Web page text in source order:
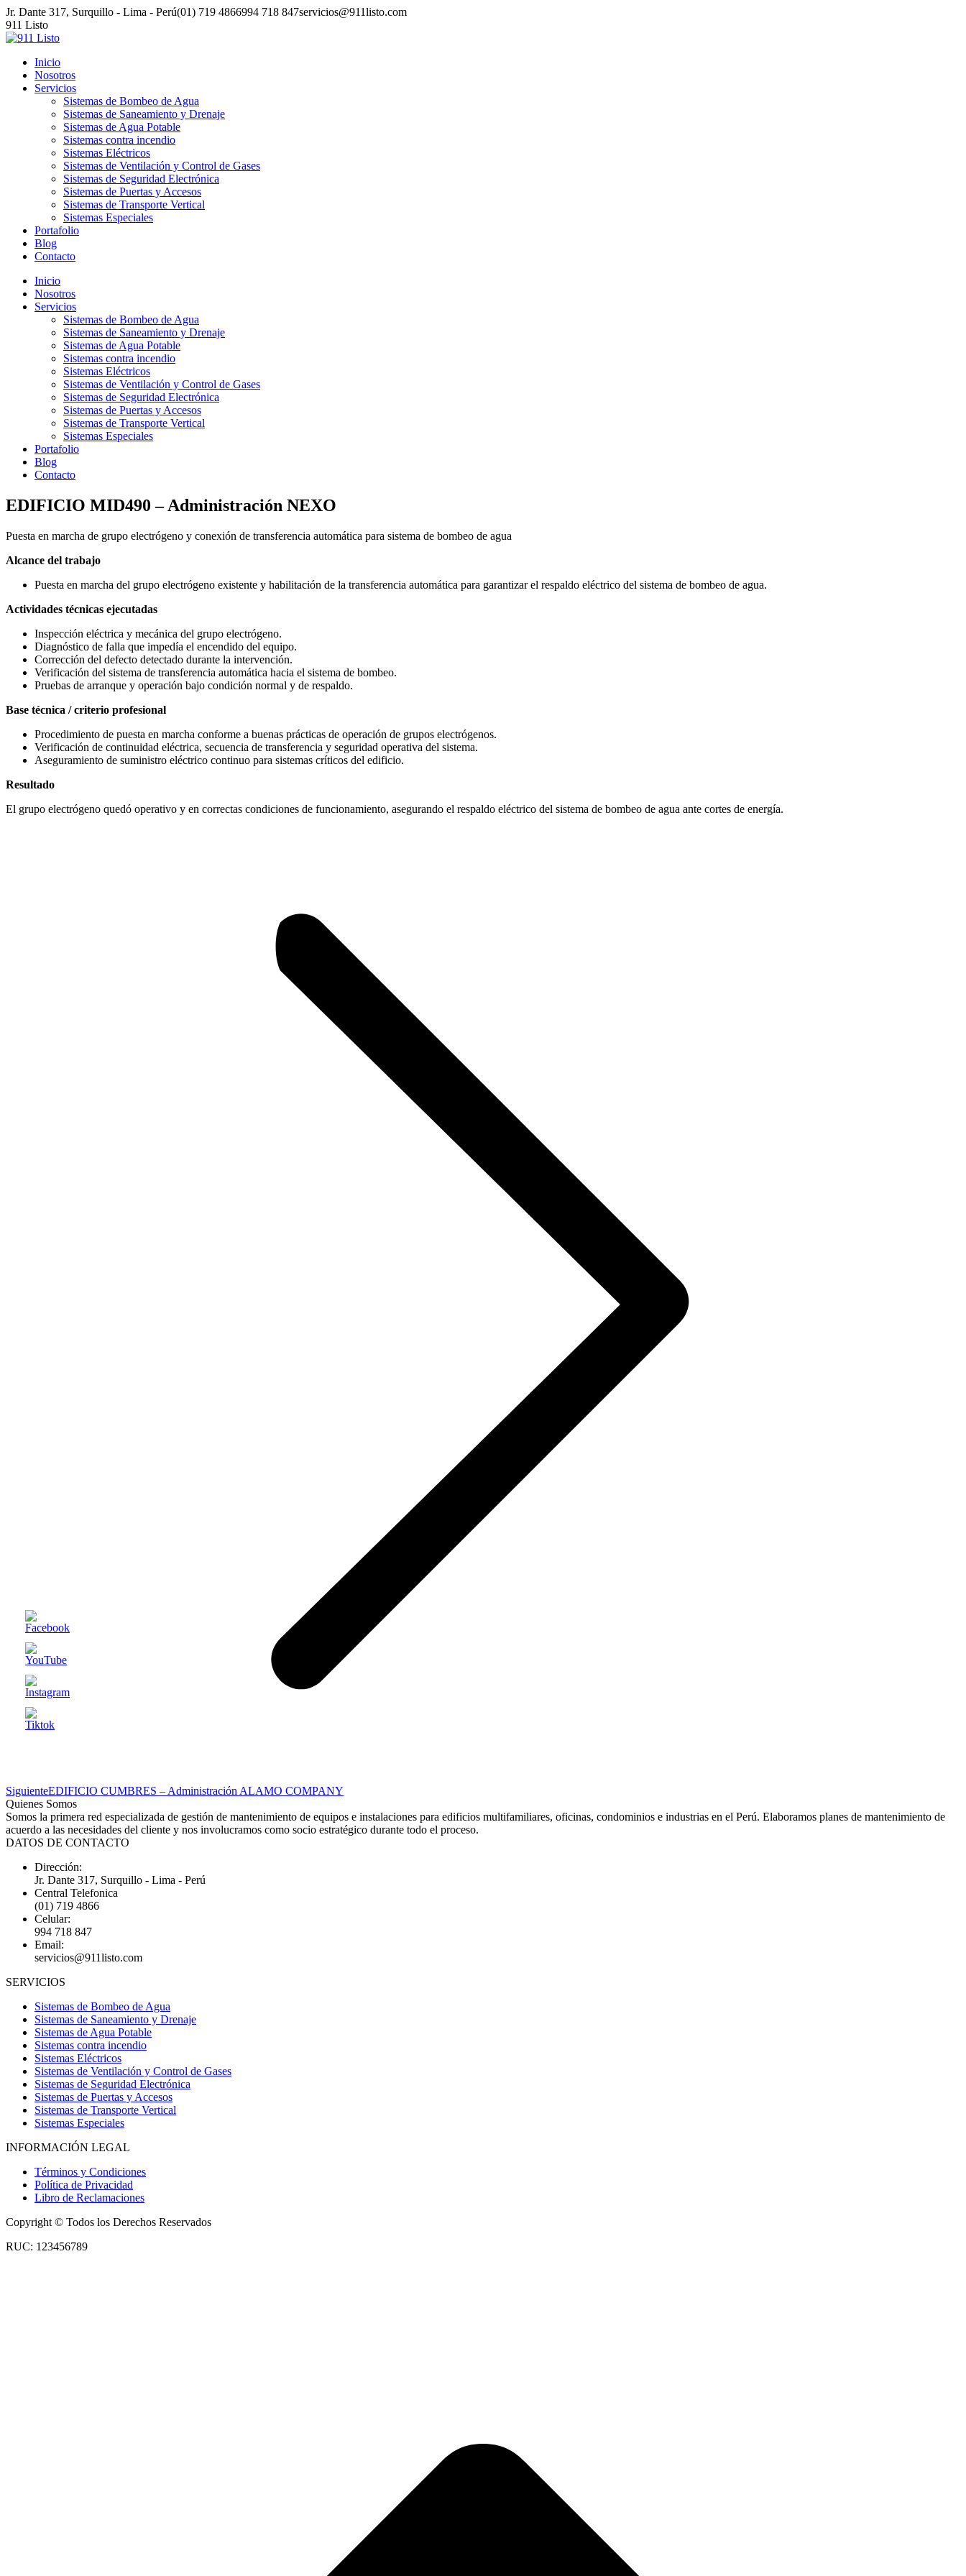
Saltar
al
contenido
Jr. Dante 317, Surquillo - Lima - Perú(01) 719 4866994 718 847servicios@911listo.com
911 Listo
Inicio
Nosotros
Servicios
Sistemas de Bombeo de Agua
Sistemas de Saneamiento y Drenaje
Sistemas de Agua Potable
Sistemas contra incendio
Sistemas Eléctricos
Sistemas de Ventilación y Control de Gases
Sistemas de Seguridad Electrónica
Sistemas de Puertas y Accesos
Sistemas de Transporte Vertical
Sistemas Especiales
Portafolio
Blog
Contacto
Inicio
Nosotros
Servicios
Sistemas de Bombeo de Agua
Sistemas de Saneamiento y Drenaje
Sistemas de Agua Potable
Sistemas contra incendio
Sistemas Eléctricos
Sistemas de Ventilación y Control de Gases
Sistemas de Seguridad Electrónica
Sistemas de Puertas y Accesos
Sistemas de Transporte Vertical
Sistemas Especiales
Portafolio
Blog
Contacto
EDIFICIO MID490 – Administración NEXO
Puesta en marcha de grupo electrógeno y conexión de transferencia automática para sistema de bombeo de agua
Alcance del trabajo
Puesta en marcha del grupo electrógeno existente y habilitación de la transferencia automática para garantizar el respaldo eléctrico del sistema de bombeo de agua.
Actividades técnicas ejecutadas
Inspección eléctrica y mecánica del grupo electrógeno.
Diagnóstico de falla que impedía el encendido del equipo.
Corrección del defecto detectado durante la intervención.
Verificación del sistema de transferencia automática hacia el sistema de bombeo.
Pruebas de arranque y operación bajo condición normal y de respaldo.
Base técnica / criterio profesional
Procedimiento de puesta en marcha conforme a buenas prácticas de operación de grupos electrógenos.
Verificación de continuidad eléctrica, secuencia de transferencia y seguridad operativa del sistema.
Aseguramiento de suministro eléctrico continuo para sistemas críticos del edificio.
Resultado
El grupo electrógeno quedó operativo y en correctas condiciones de funcionamiento, asegurando el respaldo eléctrico del sistema de bombeo de agua ante cortes de energía.
SiguienteProyecto
siguiente
EDIFICIO CUMBRES – Administración ALAMO COMPANY
Quienes Somos
Somos la primera red especializada de gestión de mantenimiento de equipos e instalaciones para edificios multifamiliares, oficinas, condominios e industrias en el Perú. Elaboramos planes de mantenimiento de
acuerdo a las necesidades del cliente y nos involucramos como socio estratégico durante todo el proceso.
DATOS DE CONTACTO
Dirección:
Jr. Dante 317, Surquillo - Lima - Perú
Central Telefonica
(01) 719 4866
Celular:
994 718 847
Email:
servicios@911listo.com
SERVICIOS
Sistemas de Bombeo de Agua
Sistemas de Saneamiento y Drenaje
Sistemas de Agua Potable
Sistemas contra incendio
Sistemas Eléctricos
Sistemas de Ventilación y Control de Gases
Sistemas de Seguridad Electrónica
Sistemas de Puertas y Accesos
Sistemas de Transporte Vertical
Sistemas Especiales
INFORMACIÓN LEGAL
Términos y Condiciones
Política de Privacidad
Libro de Reclamaciones
Copyright © Todos los Derechos Reservados
RUC: 123456789